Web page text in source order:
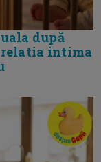
după
relatia intima